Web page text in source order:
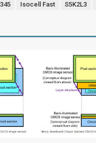
Isocell Fast S5K2L3